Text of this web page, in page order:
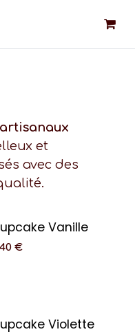
et
avec des
Vanille
€
Violette